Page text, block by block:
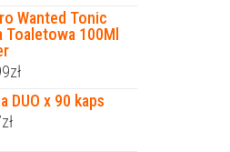
Wanted Tonic
Toaletowa 100Ml
zł
DUO x 90 kaps
zł